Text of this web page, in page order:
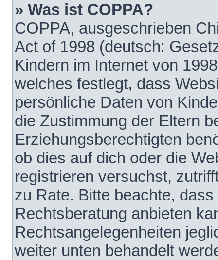
» Was ist COPPA?
COPPA, ausgeschrieben
Act of 1998 (deutsch:
Kindern im Internet von
welches festlegt, dass
persönliche Daten von
die Zustimmung der Eltern
Erziehungsberechtigten
ob dies auf dich oder die
registrieren versuchst,
zu Rate. Bitte beachte,
Rechtsberatung anbieten
Rechtsangelegenheiten
weiter unten behandelt